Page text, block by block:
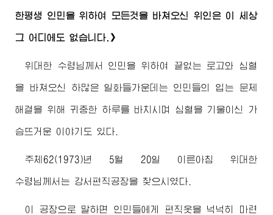
한평생 인민을 위하여 모든것을 바쳐오신 위인은 이 세상
그 어디에도 없습니다.》
위대한 수령님께서 인민을 위하여 끝없는 로고와 심혈
을 바쳐오신 하많은 일화들가운데는 인민들의 입는 문제
해결을 위해 귀중한 하루를 바치시며 심혈을 기울이신 가
슴뜨거운 이야기도 있다.
주체62(1973)년 5월 20일 이른아침 위대한
수령님께서 는 강서편직공장을 찾으시였다.
이 공장으로 말하면 인민들에게 편직옷을 넉넉히 마련